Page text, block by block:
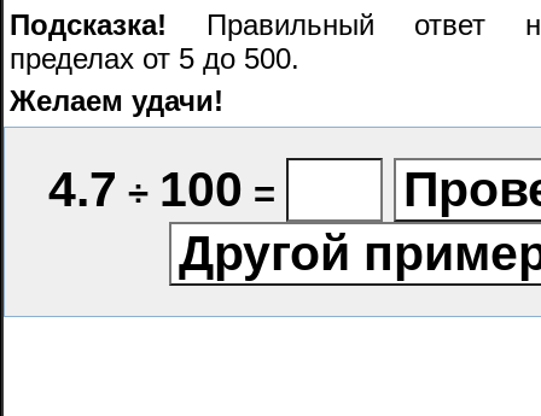
Подсказка! Правильный ответ
пределах от 5 до 500.
Желаем удачи!
4.7 ÷ 100 =